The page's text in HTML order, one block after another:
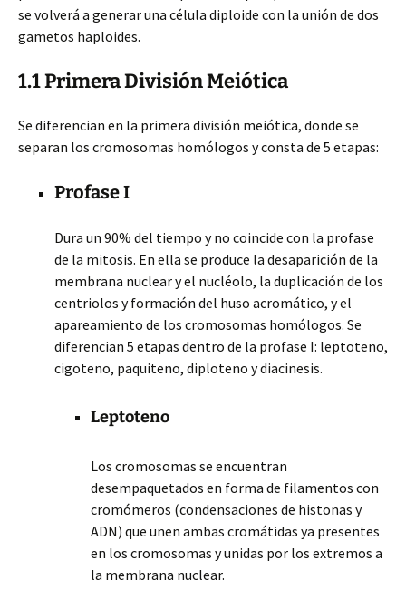
se volverá a generar una célula diploide con la unión de dos
gametos haploides.
1.1 Primera División Meiótica
Se diferencian en la primera división meiótica, donde se
separan los cromosomas homólogos y consta de 5 etapas:
Profase I
Dura un 90% del tiempo y no coincide con la profase
de la mitosis. En ella se produce la desaparición de la
membrana nuclear y el nucléolo, la duplicación de los
centriolos y formación del huso acromático, y el
apareamiento de los cromosomas homólogos. Se
diferencian 5 etapas dentro de la profase I: leptoteno,
cigoteno, paquiteno, diploteno y diacinesis.
Leptoteno
Los cromosomas se encuentran
desempaquetados en forma de filamentos con
cromómeros (condensaciones de histonas y
ADN) que unen ambas cromátidas ya presentes
en los cromosomas y unidas por los extremos a
la membrana nuclear.